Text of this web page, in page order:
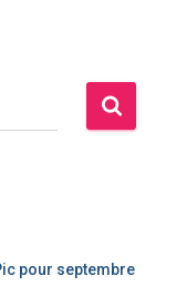
pour septembre